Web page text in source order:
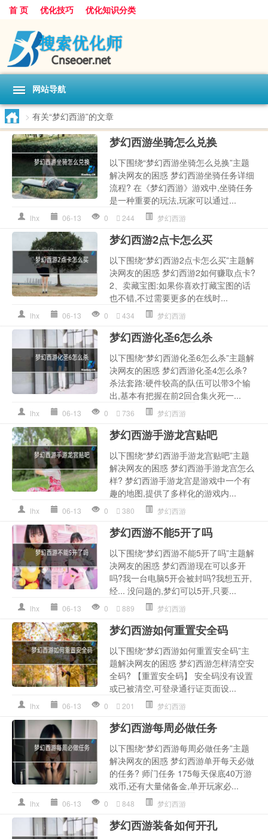
首 页 优化技巧 优化知识分类
网站导航
> 有关“梦幻西游”的文章
梦幻西游坐骑怎么兑换
以下围绕“梦幻西游坐骑怎么兑换”主题
解决网友的困惑 梦幻西游坐骑任务详细
流程? 在《梦幻西游》游戏中,坐骑任务
是一种重要的玩法,玩家可以通过...
lhx 06-13 0 244 梦幻西游
梦幻西游2点卡怎么买
以下围绕“梦幻西游2点卡怎么买”主题解
决网友的困惑 梦幻西游2如何赚取点卡?
2、卖藏宝图:如果你喜欢打藏宝图的话
也不错,不过需要更多的在线时...
lhx 06-13 0 434 梦幻西游
梦幻西游化圣6怎么杀
以下围绕“梦幻西游化圣6怎么杀”主题解
决网友的困惑 梦幻西游化圣4怎么杀?
杀法套路:硬件较高的队伍可以带3个输
出,基本有把握在前2回合集火死一...
lhx 06-13 0 736 梦幻西游
梦幻西游手游龙宫贴吧
以下围绕“梦幻西游手游龙宫贴吧”主题
解决网友的困惑 梦幻西游手游龙宫怎么
样? 梦幻西游手游龙宫是游戏中一个有
趣的地图,提供了多样化的游戏内...
lhx 06-13 0 380 梦幻西游
梦幻西游不能5开了吗
以下围绕“梦幻西游不能5开了吗”主题解
决网友的困惑 梦幻西游现在可以多开
吗?我一台电脑5开会被封吗?我想五开,
经... 没问题的,梦幻可以5开,只要...
lhx 06-13 0 889 梦幻西游
梦幻西游如何重置安全码
以下围绕“梦幻西游如何重置安全码”主
题解决网友的困惑 梦幻西游怎样清空安
全码? 【重置安全码】 安全码没有设置
或已被清空,可登录通行证页面设...
lhx 06-13 0 201 梦幻西游
梦幻西游每周必做任务
以下围绕“梦幻西游每周必做任务”主题
解决网友的困惑 梦幻西游单开每天必做
的任务? 师门任务 175每天保底40万游
戏币,还有大量储备金,单开玩家必...
lhx 06-13 0 848 梦幻西游
梦幻西游装备如何开孔